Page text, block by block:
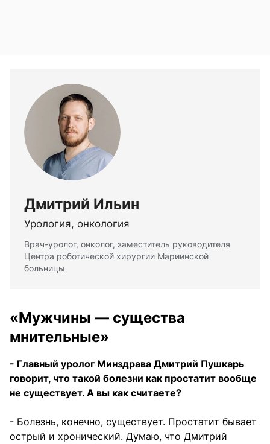
Дмитрий Ильин
Урология, онкология
Врач-уролог, онколог, заместитель руководителя
Центра роботической хирургии Мариинской
больницы
«Мужчины — существа
мнительные»
- Главный уролог Минздрава Дмитрий Пушкарь
говорит, что такой болезни как простатит вообще
не существует. А вы как считаете?
- Болезнь, конечно, существует. Простатит бывает
острый и хронический. Думаю, что Дмитрий